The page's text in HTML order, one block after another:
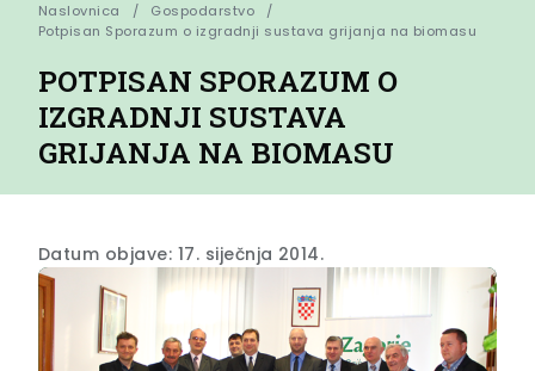
Naslovnica
Gospodarstvo
Potpisan Sporazum o izgradnji sustava grijanja na biomasu
POTPISAN SPORAZUM O
IZGRADNJI SUSTAVA
GRIJANJA NA BIOMASU
Datum objave: 17. siječnja 2014.